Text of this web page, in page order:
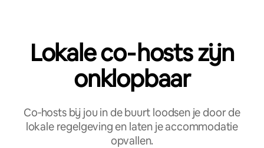
Lokale co‑hosts zijn
onklopbaar
Co‑hosts bij jou in de buurt loodsen je door de
lokale regelgeving en laten je accommodatie
opvallen.